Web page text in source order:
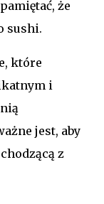
że
sushi.
które
i
jest, aby
z